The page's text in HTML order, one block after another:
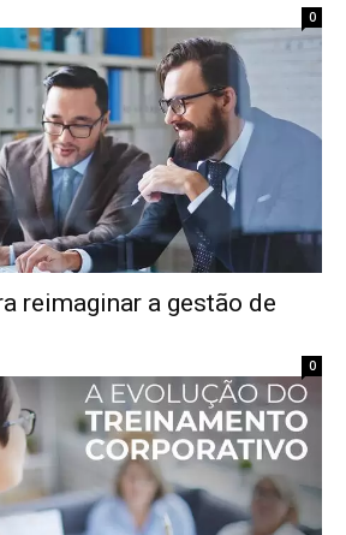
0
reimaginar a gestão de
0